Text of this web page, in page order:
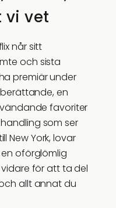
vi vet
når sitt
och sista
premiär under
en
favoriter
som ser
New York, lovar
oförglömlig
för att ta del
allt annat du